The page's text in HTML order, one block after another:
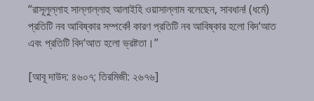
“রাসূলুল্লাহ সাল্লাল্লাহু আলাইহি ওয়াসাল্লাম বলেছেন, সাবধান! (ধর্মে)
প্রতিটি নব আবিষ্কার সম্পর্কে! কারণ প্রতিটি নব আবিষ্কার হলো বিদ‘আত
এবং প্রতিটি বিদ‘আত হলো ভ্রষ্টতা।”
[আবূ দাউদ: ৪৬০৭; তিরমিজী: ২৬৭৬]